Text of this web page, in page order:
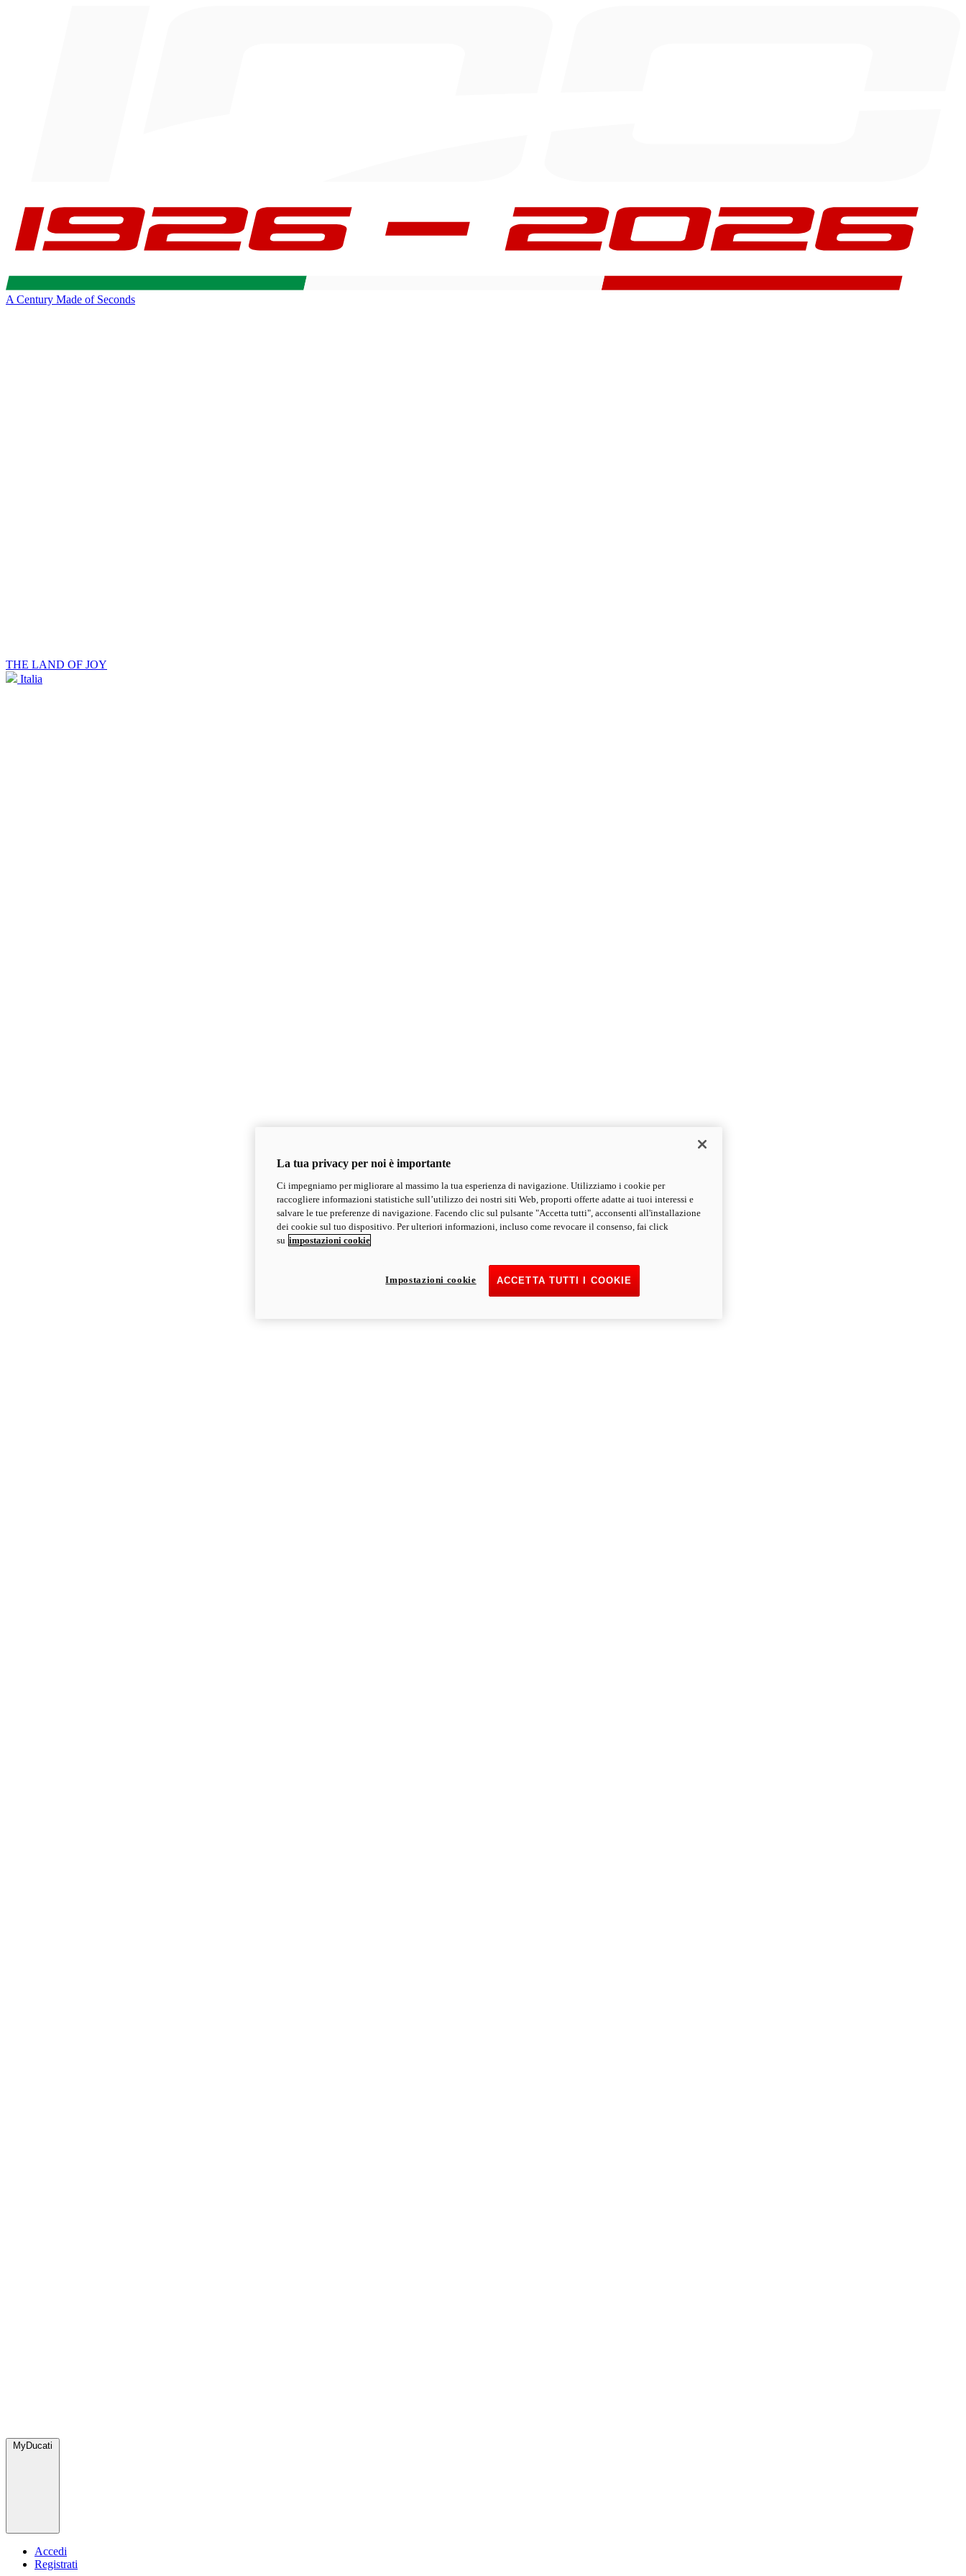
A Century Made of Seconds
THE LAND OF JOY
Italia
MyDucati
Accedi
Registrati
La tua privacy per noi è importante
Ci impegniamo per migliorare al massimo la tua esperienza di navigazione. Utilizziamo i cookie per
raccogliere informazioni statistiche sull’utilizzo dei nostri siti Web, proporti offerte adatte ai tuoi interessi e
salvare le tue preferenze di navigazione. Facendo clic sul pulsante "Accetta tutti", acconsenti all'installazione
dei cookie sul tuo dispositivo. Per ulteriori informazioni, incluso come revocare il consenso, fai click
su impostazioni cookie
ACCETTA TUTTI I COOKIE
Impostazioni cookie